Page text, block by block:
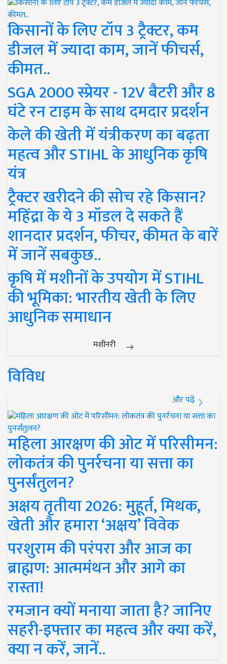
किसानों के लिए टॉप 3 ट्रैक्टर, कम
डीजल में ज्यादा काम, जानें फीचर्स,
कीमत..
SGA 2000 स्प्रेयर - 12V बैटरी और 8
घंटे रन टाइम के साथ दमदार प्रदर्शन
केले की खेती में यंत्रीकरण का बढ़ता
महत्व और STIHL के आधुनिक कृषि
यंत्र
ट्रैक्टर खरीदने की सोच रहे किसान?
महिंद्रा के ये 3 मॉडल दे सकते हैं
शानदार प्रदर्शन, फीचर, कीमत के बारें
में जानें सबकुछ..
कृषि में मशीनों के उपयोग में STIHL
की भूमिका: भारतीय खेती के लिए
आधुनिक समाधान
मशीनरी
विविध
और पढ़ें
महिला आरक्षण की ओट में परिसीमन:
लोकतंत्र की पुनर्रचना या सत्ता का
पुनर्संतुलन?
अक्षय तृतीया 2026: मुहूर्त, मिथक,
खेती और हमारा ‘अक्षय’ विवेक
परशुराम की परंपरा और आज का
ब्राह्मण: आत्ममंथन और आगे का
रास्ता!
रमजान क्यों मनाया जाता है? जानिए
सहरी-इफ्तार का महत्व और क्या करें,
क्या न करें, जानें..